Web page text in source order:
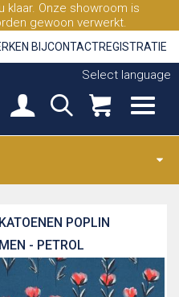
klaar. Onze showroom is
gewoon verwerkt.
BIJCONTACTREGISTRATIE
Select language
POPLIN
- PETROL